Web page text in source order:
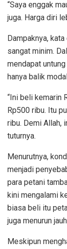
“Saya enggak
juga. Harga diri
Dampaknya,
sangat minim.
mendapat
hanya balik
“Ini beli kemarin
Rp500 ribu. Itu
ribu. Demi Allah,
tuturnya.
Menurutnya,
menjadi
para petani
kini mengalami
biasa beli itu
juga menurun
Meskipun